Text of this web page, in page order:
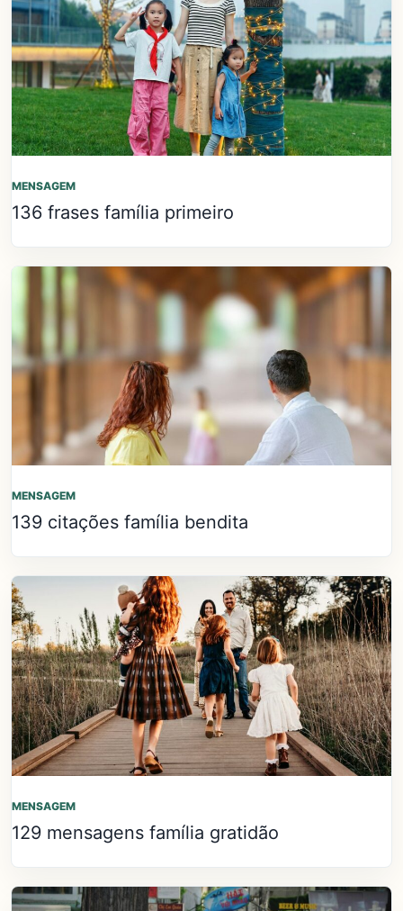
MENSAGEM
136 frases família primeiro
MENSAGEM
139 citações família bendita
MENSAGEM
129 mensagens família gratidão